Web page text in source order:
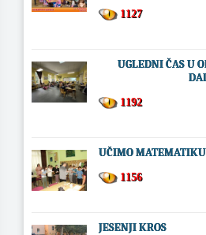
1127
UGLEDNI ČAS U
1192
UČIMO
1156
JESENJI KROS